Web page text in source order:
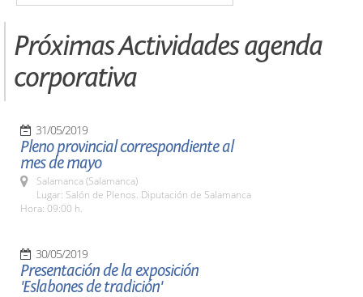
Próximas Actividades agenda
corporativa
31/05/2019
Pleno provincial correspondiente al
mes de mayo
Salamanca (Salamanca)
Lugar: Salón de Plenos. Diputación de Salamanca
Hora: 09:00 h.
30/05/2019
Presentación de la exposición
'Eslabones de tradición'